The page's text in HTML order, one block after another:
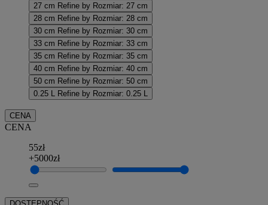
27 cm Refine by Rozmiar: 27 cm
28 cm Refine by Rozmiar: 28 cm
30 cm Refine by Rozmiar: 30 cm
33 cm Refine by Rozmiar: 33 cm
35 cm Refine by Rozmiar: 35 cm
40 cm Refine by Rozmiar: 40 cm
50 cm Refine by Rozmiar: 50 cm
0.25 L
Refine by Rozmiar: 0.25 L
CENA
CENA
55zł
+5000zł